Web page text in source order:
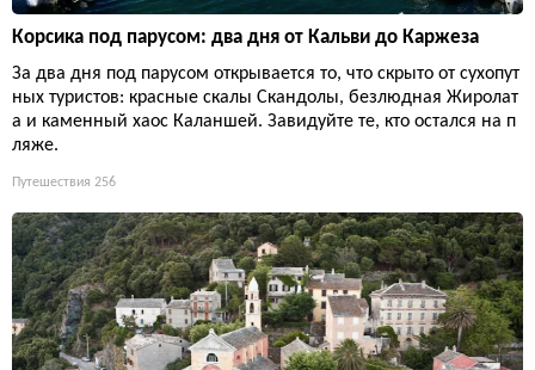
Корсика под парусом: два дня от Кальви до Каржеза
За два дня под парусом открывается то, что скрыто от сухопут
ных туристов: красные скалы Скандолы, безлюдная Жиролат
а и каменный хаос Каланшей. Завидуйте те, кто остался на п
ляже.
Путешествия 256